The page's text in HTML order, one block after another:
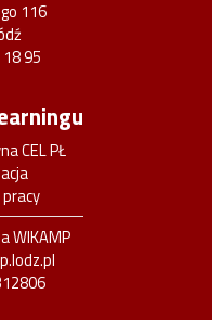
116
95
CEL PŁ
WIKAMP